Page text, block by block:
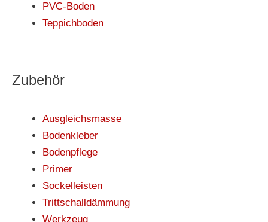
PVC-Boden
Teppichboden
Zubehör
Ausgleichsmasse
Bodenkleber
Bodenpflege
Primer
Sockelleisten
Trittschalldämmung
Werkzeug